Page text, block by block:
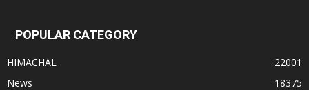
POPULAR CATEGORY
HIMACHAL
22001
News
18375